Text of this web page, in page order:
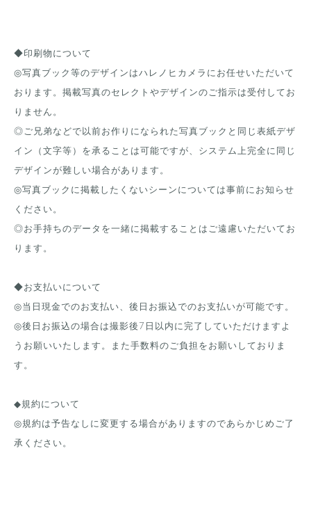
◆印刷物について
◎写真ブック等のデザインはハレノヒカメラにお任せいただいて
おります。掲載写真のセレクトやデザインのご指示は受付してお
りません。
◎ご兄弟などで以前お作りになられた写真ブックと同じ表紙デザ
イン（文字等）を承ることは可能ですが、システム上完全に同じ
デザインが難しい場合があります。
◎写真ブックに掲載したくないシーンについては事前にお知らせ
ください。
◎お手持ちのデータを一緒に掲載することはご遠慮いただいてお
ります。
◆お支払いについて
◎当日現金でのお支払い、後日お振込でのお支払いが可能です。
◎後日お振込の場合は撮影後7日以内に完了していただけますよ
うお願いいたします。また手数料のご負担をお願いしておりま
す。
◆規約について
◎規約は予告なしに変更する場合がありますのであらかじめご了
承ください。